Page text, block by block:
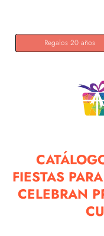
Regalos 20 años
FIESTAS
CELEBRAN